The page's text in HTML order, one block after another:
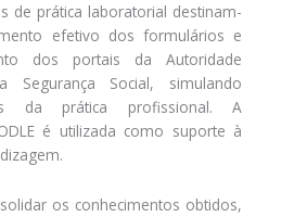
de prática laboratorial destinam-
efetivo dos formulários e
dos portais da Autoridade
Segurança Social, simulando
da prática profissional. A
é utilizada como suporte à
os conhecimentos obtidos,